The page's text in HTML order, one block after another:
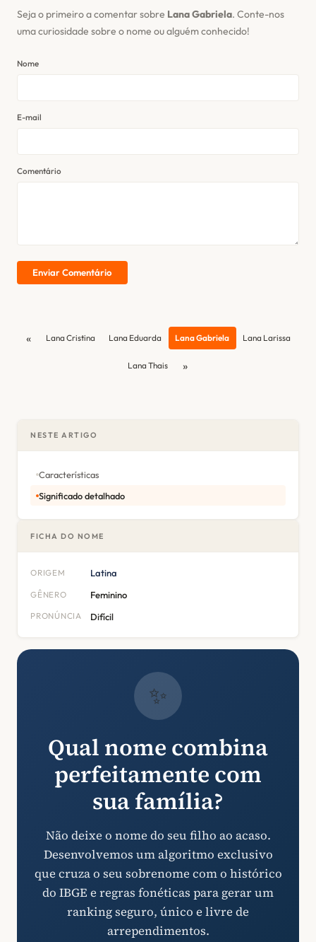
Seja o primeiro a comentar sobre Lana Gabriela. Conte-nos
uma curiosidade sobre o nome ou alguém conhecido!
Nome
E-mail
Comentário
Enviar Comentário
« Lana Cristina Lana Eduarda Lana Gabriela Lana Larissa
Lana Thais »
NESTE ARTIGO
Características
Significado detalhado
FICHA DO NOME
ORIGEM Latina
GÊNERO Feminino
PRONÚNCIA Difícil
✨
Qual nome combina
perfeitamente com
sua família?
Não deixe o nome do seu filho ao acaso.
Desenvolvemos um algoritmo exclusivo
que cruza o seu sobrenome com o histórico
do IBGE e regras fonéticas para gerar um
ranking seguro, único e livre de
arrependimentos.